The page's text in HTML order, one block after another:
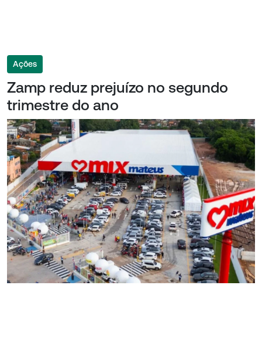
Ações
Zamp reduz prejuízo no segundo
trimestre do ano